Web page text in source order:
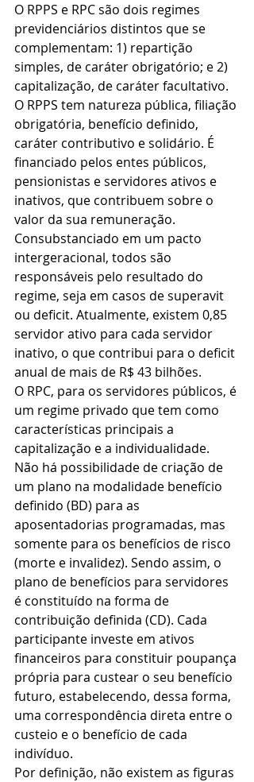
O RPPS e RPC são dois regimes
previdenciários distintos que se
complementam: 1) repartição
simples, de caráter obrigatório; e 2)
capitalização, de caráter facultativo.
O RPPS tem natureza pública, filiação
obrigatória, benefício definido,
caráter contributivo e solidário. É
financiado pelos entes públicos,
pensionistas e servidores ativos e
inativos, que contribuem sobre o
valor da sua remuneração.
Consubstanciado em um pacto
intergeracional, todos são
responsáveis pelo resultado do
regime, seja em casos de superavit
ou deficit. Atualmente, existem 0,85
servidor ativo para cada servidor
inativo, o que contribui para o deficit
anual de mais de R$ 43 bilhões.
O RPC, para os servidores públicos, é
um regime privado que tem como
características principais a
capitalização e a individualidade.
Não há possibilidade de criação de
um plano na modalidade benefício
definido (BD) para as
aposentadorias programadas, mas
somente para os benefícios de risco
(morte e invalidez). Sendo assim, o
plano de benefícios para servidores
é constituído na forma de
contribuição definida (CD). Cada
participante investe em ativos
financeiros para constituir poupança
própria para custear o seu benefício
futuro, estabelecendo, dessa forma,
uma correspondência direta entre o
custeio e o benefício de cada
indivíduo.
Por definição, não existem as figuras